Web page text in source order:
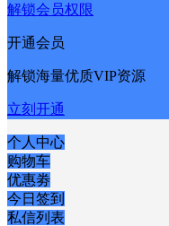
解锁会员权限
开通会员
解锁海量优质VIP资源
立刻开通
个人中心
购物车
优惠劵
今日签到
私信列表